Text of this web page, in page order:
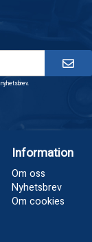
Information
Om oss
Nyhetsbrev
Om cookies